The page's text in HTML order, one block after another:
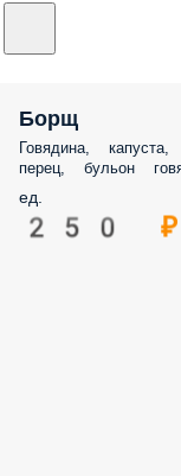
Борщ
Говядина,
перец, бульон
ед.
250 ₽